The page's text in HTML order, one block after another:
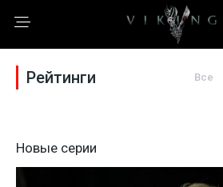
Рейтинги Все
Новые серии